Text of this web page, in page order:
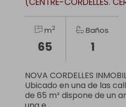
m2
65
Baños
1
NOVA CORDELLES
Ubicado en una de las
de 65 m² dispone de un